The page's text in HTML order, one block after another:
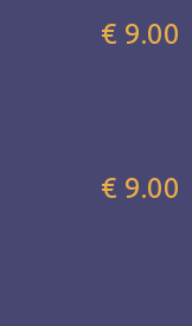
€ 9.00
€ 9.00